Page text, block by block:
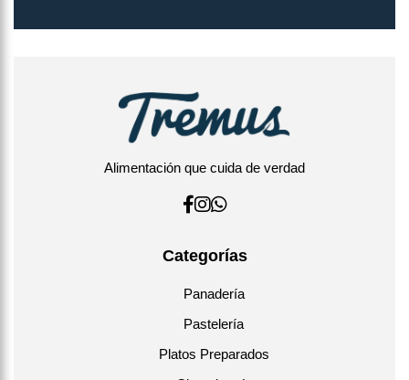
Alimentación que cuida de verdad
Categorías
Panadería
Pastelería
Platos Preparados